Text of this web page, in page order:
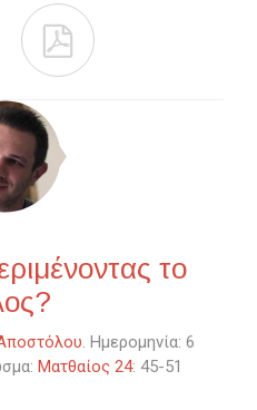

το
. Ημερομηνία: 6
Ματθαίος 24: 45-51